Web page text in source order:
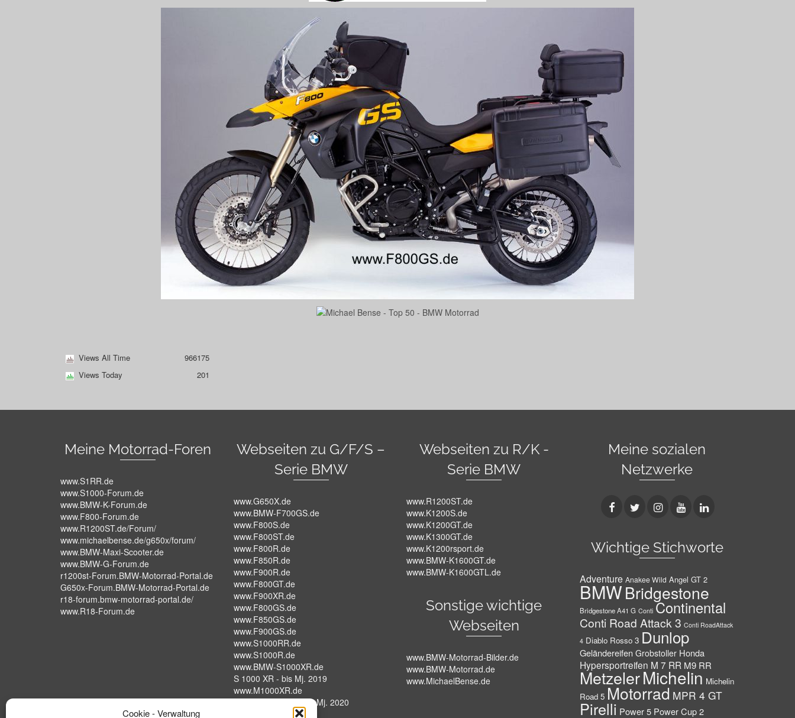
Cookie - Verwaltung
Views All Time
966175
Views Today
201
Meine Motorrad-Foren
www.S1RR.de
www.S1000-Forum.de
www.BMW-K-Forum.de
www.F800-Forum.de
www.R1200ST.de/Forum/
www.michaelbense.de/g650x/forum/
www.BMW-Maxi-Scooter.de
www.BMW-G-Forum.de
r1200st-Forum.BMW-Motorrad-Portal.de
G650x-Forum.BMW-Motorrad-Portal.de
r18-forum.bmw-motorrad-portal.de/
www.R18-Forum.de
Webseiten zu G/F/S –
Serie BMW
www.G650X.de
www.BMW-F700GS.de
www.F800S.de
www.F800ST.de
www.F800R.de
www.F850R.de
www.F900R.de
www.F800GT.de
www.F900XR.de
www.F800GS.de
www.F850GS.de
www.F900GS.de
www.S1000RR.de
www.S1000R.de
www.BMW-S1000XR.de
S 1000 XR - bis Mj. 2019
www.M1000XR.de
S 1000 XR - K69 - Ab Mj. 2020
www.BMW-HP4.de
Webseiten zu R/K -
Serie BMW
www.R1200ST.de
www.K1200S.de
www.K1200GT.de
www.K1300GT.de
www.K1200rsport.de
www.BMW-K1600GT.de
www.BMW-K1600GTL.de
Sonstige wichtige
Webseiten
www.BMW-Motorrad-Bilder.de
www.BMW-Motorrad.de
www.MichaelBense.de
Meine sozialen
Netzwerke
Wichtige Stichworte
Adventure Anakee Wild Angel GT 2
BMWBridgestone
Bridgestone A41 G Conti Continental
Conti Road Attack 3 Conti RoadAttack
4 Diablo Rosso 3 Dunlop
Geländereifen Grobstoller Honda
Hypersportreifen M 7 RR M9 RR
MetzelerMichelin Michelin
Road 5 Motorrad MPR 4 GT
Pirelli Power 5 Power Cup 2